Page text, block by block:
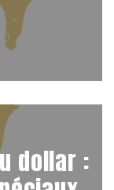
dollar :